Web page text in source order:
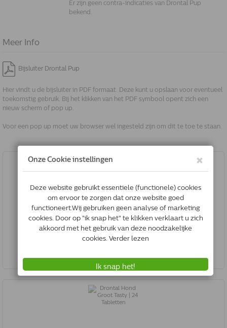
Er zijn geen contra-indicaties van Drontal Pup
bekend.
Meer Info
Bijsluiter Drontal Pup
Hier vindt u de bijsluiter in PDF formaat. Deze kunt u opslaan voor eventueel
toekomstig gebruik. Bij het klikken van het PDF symbool opent zich een
nieuw scherm of pop up.
Voor een pop up moet uw browser wel ingesteld zijn om dit te toe te staan.
Drontal Hond Tasty | 2 Tabletten
€15.75